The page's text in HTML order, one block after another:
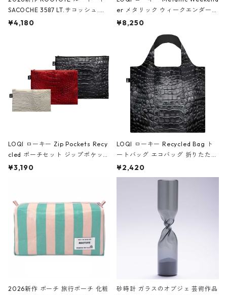
SACOCHE 3587 LT.サコッシュ.ル
ミエ-B ショルダーバッグ グロスピ
¥4,180
er メタリック ウィークエンダー
ボストンバッグ ショルダーバッグ
Black ジャン=ミッシェル・バスキ
ア/クラウン ブラック
¥8,250
LOQI ローキー Zip Pockets Recy
cled ポーチセット ジップポケット
ファスナーポーチ 撥水加工 トラベ
ーガンディー、オフホワイト
¥3,190
LOQI ローキー Recycled Bag ト
ートバッグ エコバッグ 折りたたみ
大きめ 撥水加工 収納ポーチ CRO
CODILE/Black クロコダイル/ブラ
¥2,420
2026新作 ポーチ 旅行ポーチ 化粧
砂時計 ガラスのオブジェ 芸術作品